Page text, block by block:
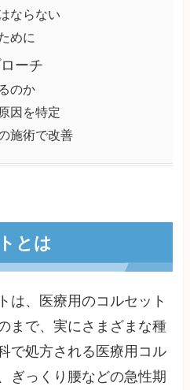
ならない
めに
ーチ
のか
因を特定
施術で改善
とは
は、医療用のコルセット
まで、実にさまざまな種
で処方される医療用コル
ぎっくり腰などの急性期